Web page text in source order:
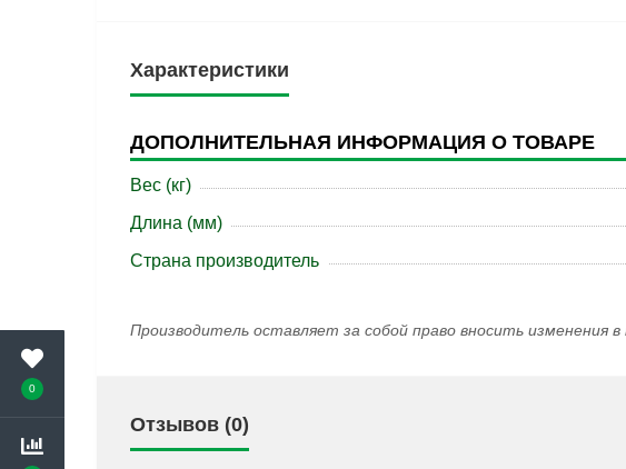
0
Характеристики
ДОПОЛНИТЕЛЬНАЯ ИНФОРМАЦИЯ О ТОВАРЕ
Вес (кг)
Длина (мм)
Страна производитель
Производитель оставляет за собой право вносить изменения
Отзывов (0)